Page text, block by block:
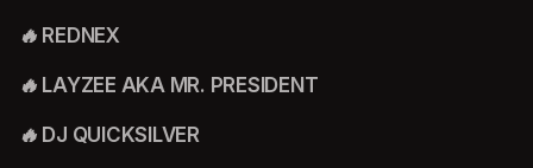
🔥 REDNEX
🔥 LAYZEE AKA MR. PRESIDENT
🔥 DJ QUICKSILVER